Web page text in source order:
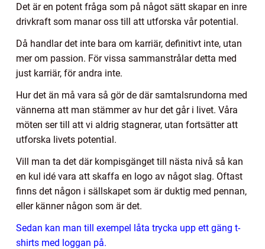
Det är en potent fråga som på något sätt skapar en inre
drivkraft som manar oss till att utforska vår potential.
Då handlar det inte bara om karriär, definitivt inte, utan
mer om passion. För vissa sammanstrålar detta med
just karriär, för andra inte.
Hur det än må vara så gör de där samtalsrundorna med
vännerna att man stämmer av hur det går i livet. Våra
möten ser till att vi aldrig stagnerar, utan fortsätter att
utforska livets potential.
Vill man ta det där kompisgänget till nästa nivå så kan
en kul idé vara att skaffa en logo av något slag. Oftast
finns det någon i sällskapet som är duktig med pennan,
eller känner någon som är det.
Sedan kan man till exempel låta trycka upp ett gäng t-
shirts med loggan på.